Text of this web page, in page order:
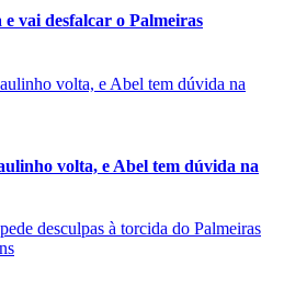
vai desfalcar o Palmeiras
volta, e Abel tem dúvida na